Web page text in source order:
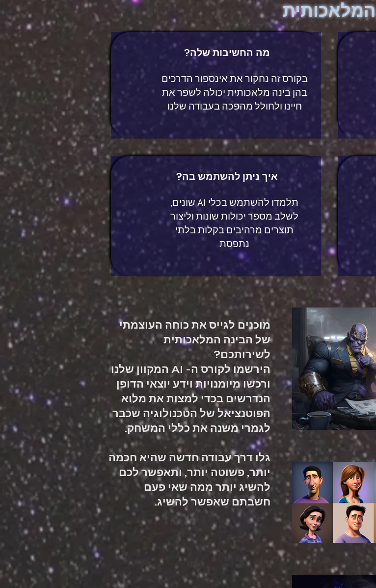
המלאכותית
מה החשיבות שלה?
בקורס זה נחקור את אינספור הדרכים
בהן בינה מלאכותית יכולה לשפר את
חיינו ולחולל מהפכה בעבודה שלנו
איך ניתן להשתמש בה?
תלמדו להשתמש בכלי AI שונים,
לשלב מספר יכולות שונות וליצור
תוצרים מרהיבים בקלות בלתי
נתפסת
מוכנים לגייס את כוחה העוצמתי
של הבינה המלאכותית
לשירותכם?
הירשמו לקורס ה- AI המקוון שלנו
ורכשו מיומנויות וידע יוצאי הדופן
הנדרשים בכדי למצות את מלוא
הפוטנציאל של הטכנולוגיה שכבר
לגמרי משנה את כללי המשחק.
גלו דרך עבודה חדשה שהיא חכמה
יותר, פשוטה יותר, ותאפשר לכם
להשיג יותר ממה שאי פעם
חשבתם שאפשר להשיג.